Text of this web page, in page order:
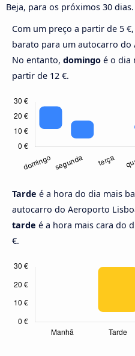
Beja, para os próximos 30 dias.
Com um preço a partir de 5 €,
barato para um autocarro do
No entanto, domingo é o dia
partir de 12 €.
Tarde é a hora do dia mais
autocarro do Aeroporto
tarde é a hora mais cara do
€.